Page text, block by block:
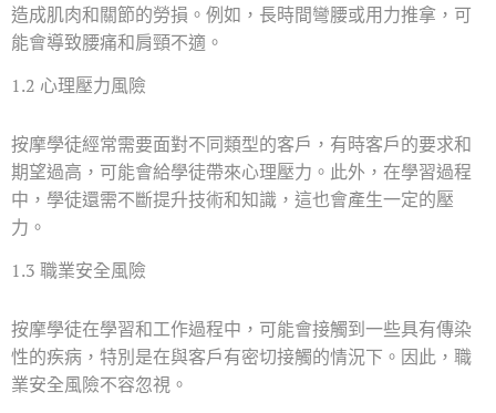
造成肌肉和關節的勞損。例如，長時間彎腰或用力推拿，可
能會導致腰痛和肩頸不適。
1.2 心理壓力風險
按摩學徒經常需要面對不同類型的客戶，有時客戶的要求和
期望過高，可能會給學徒帶來心理壓力。此外，在學習過程
中，學徒還需不斷提升技術和知識，這也會產生一定的壓
力。
1.3 職業安全風險
按摩學徒在學習和工作過程中，可能會接觸到一些具有傳染
性的疾病，特別是在與客戶有密切接觸的情況下。因此，職
業安全風險不容忽視。